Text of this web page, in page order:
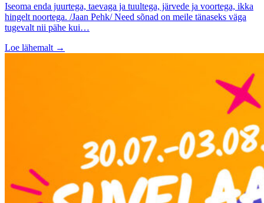
Iseoma enda juurtega, taevaga ja tuultega, järvede ja voortega, ikka
hingelt noortega. /Jaan Pehk/ Need sõnad on meile tänaseks väga
tugevalt nii pähe kui…
Loe lähemalt →